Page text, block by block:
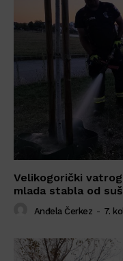
Velikogorički
mlada stabla od
Anđela Čerkez - 7.